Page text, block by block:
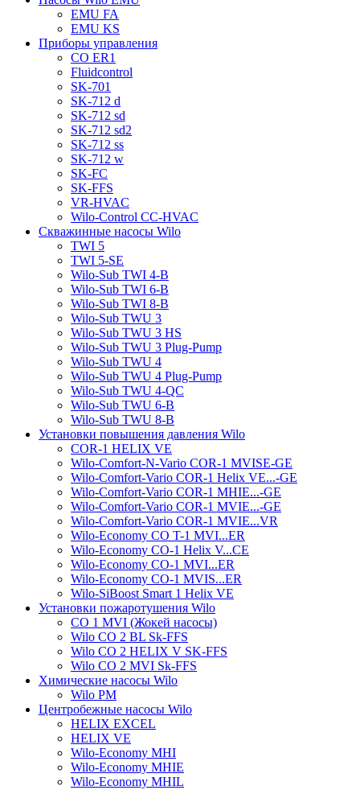
EMU FA
EMU KS
Приборы управления
CO ER1
Fluidcontrol
SK-701
SK-712 d
SK-712 sd
SK-712 sd2
SK-712 ss
SK-712 w
SK-FC
SK-FFS
VR-HVAC
Wilo-Control CC-HVAC
Скважинные насосы Wilo
TWI 5
TWI 5-SE
Wilo-Sub TWI 4-B
Wilo-Sub TWI 6-B
Wilo-Sub TWI 8-B
Wilo-Sub TWU 3
Wilo-Sub TWU 3 HS
Wilo-Sub TWU 3 Plug-Pump
Wilo-Sub TWU 4
Wilo-Sub TWU 4 Plug-Pump
Wilo-Sub TWU 4-QC
Wilo-Sub TWU 6-B
Wilo-Sub TWU 8-B
Установки повышения давления Wilo
COR-1 HELIX VE
Wilo-Comfort-N-Vario COR-1 MVISE-GE
Wilo-Comfort-Vario COR-1 Helix VE...-GE
Wilo-Comfort-Vario COR-1 MHIE...-GE
Wilo-Comfort-Vario COR-1 MVIE...-GE
Wilo-Comfort-Vario COR-1 MVIE...VR
Wilo-Economy CO T-1 MVI...ER
Wilo-Economy CO-1 Helix V...CE
Wilo-Economy CO-1 MVI...ER
Wilo-Economy CO-1 MVIS...ER
Wilo-SiBoost Smart 1 Helix VE
Установки пожаротушения Wilo
CO 1 MVI (Жокей насосы)
Wilo CO 2 BL Sk-FFS
Wilo CO 2 HELIX V SK-FFS
Wilo CO 2 MVI Sk-FFS
Химические насосы Wilo
Wilo PM
Центробежные насосы Wilo
HELIX EXCEL
HELIX VE
Wilo-Economy MHI
Wilo-Economy MHIE
Wilo-Economy MHIL